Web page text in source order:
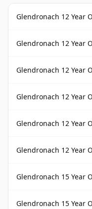
Glendronach 12 Year
Glendronach 12 Year
Glendronach 12 Year
Glendronach 12 Year
Glendronach 12 Year
Glendronach 12 Year
Glendronach 15 Year
Glendronach 15 Year